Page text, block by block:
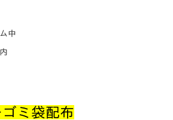
中
ミ袋配布